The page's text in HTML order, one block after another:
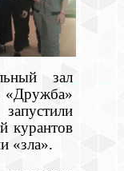
зал
«Дружба»
курантов
«зла».